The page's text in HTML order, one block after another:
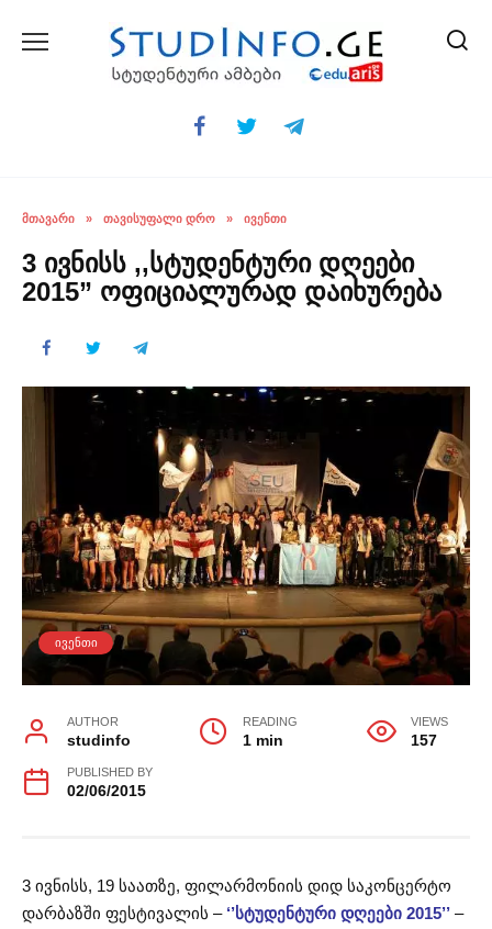
ᲛᲗᲐᲕᲐᲠᲘ » ᲗᲐᲕᲘᲡᲣᲤᲐᲚᲘ ᲓᲠᲝ » ᲘᲕᲔᲜᲗᲘ
3 ივნისს ,,სტუდენტური დღეები
2015” ოფიციალურად დაიხურება
ᲘᲕᲔᲜᲗᲘ
AUTHOR
studinfo
READING
1 min
VIEWS
157
PUBLISHED BY
02/06/2015
3 ივნისს, 19 საათზე, ფილარმონიის დიდ საკონცერტო
დარბაზში ფესტივალის – ‘’სტუდენტური დღეები 2015’’ –